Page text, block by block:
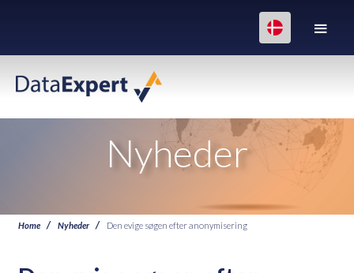
Nyheder
Home Nyheder Den evige søgen efter anonymisering